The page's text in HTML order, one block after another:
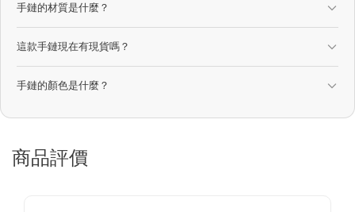
手鏈的材質是什麼？
這款手鏈現在有現貨嗎？
手鏈的顏色是什麼？
商品評價